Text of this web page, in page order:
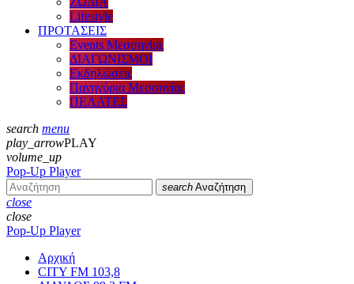
Lifestyle
ΠΡΟΤΑΣΕΙΣ
Events Μεσσηνίας
ΔΙΑΓΩΝΙΣΜΟΙ
Εκδηλώσεις
Πανηγύρια Μεσσηνίας
ΠΕΛΑΤΕΣ
search menu
play_arrowPLAY
volume_up
Pop-Up Player
search Αναζήτηση
close
close
Pop-Up Player
Αρχική
CITY FM 103,8